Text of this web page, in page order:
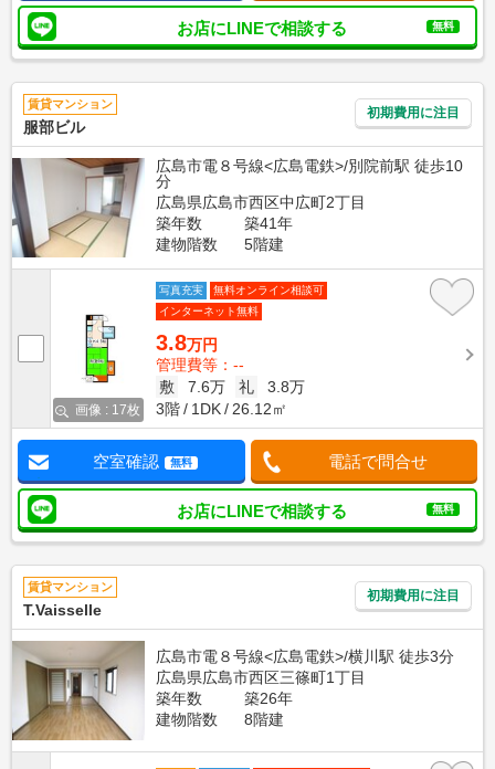
お店にLINEで相談する 無料
賃貸マンション
服部ビル
初期費用に注目
広島市電８号線<広島電鉄>/別院前駅 徒歩10
分
広島県広島市西区中広町2丁目
築年数
築41年
建物階数
5階建
画像 : 17枚
写真充実
無料オンライン相談可
インターネット無料
3.8万円
管理費等：--
敷
7.6万 礼
3.8万
3階
1DK 26.12㎡
空室確認 無料 電話で問合せ
お店にLINEで相談する 無料
賃貸マンション
T.Vaisselle
初期費用に注目
広島市電８号線<広島電鉄>/横川駅 徒歩3分
広島県広島市西区三篠町1丁目
築年数
築26年
建物階数
8階建